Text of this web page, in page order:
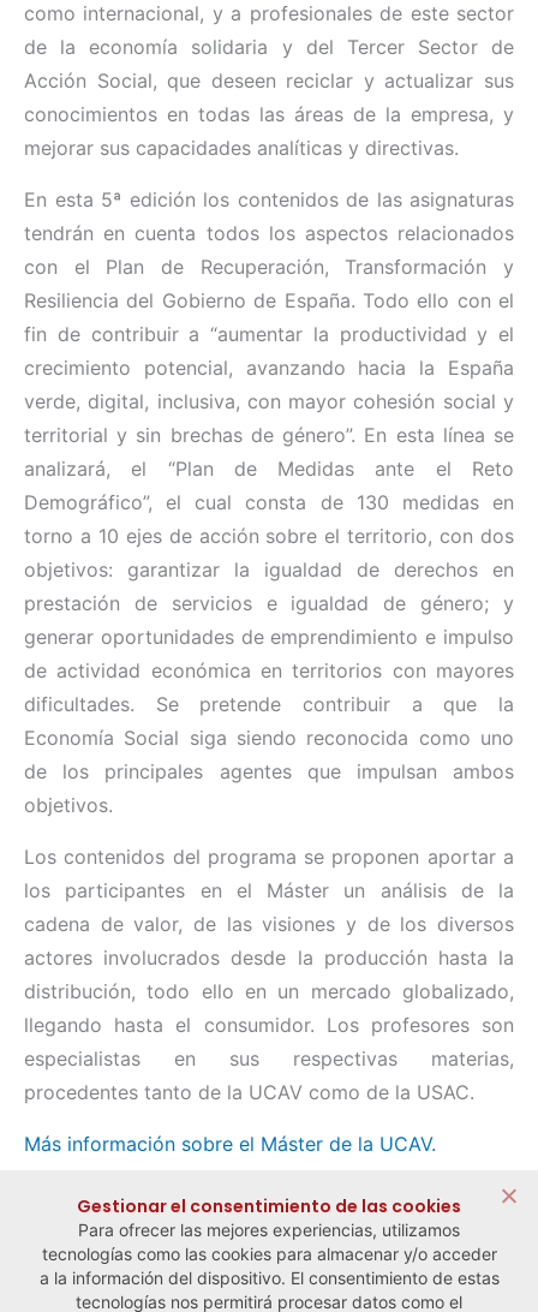
como internacional, y a profesionales de este sector
de la economía solidaria y del Tercer Sector de
Acción Social, que deseen reciclar y actualizar sus
conocimientos en todas las áreas de la empresa, y
mejorar sus capacidades analíticas y directivas.
En esta 5ª edición los contenidos de las asignaturas
tendrán en cuenta todos los aspectos relacionados
con el Plan de Recuperación, Transformación y
Resiliencia del Gobierno de España. Todo ello con el
fin de contribuir a “aumentar la productividad y el
crecimiento potencial, avanzando hacia la España
verde, digital, inclusiva, con mayor cohesión social y
territorial y sin brechas de género”. En esta línea se
analizará, el “Plan de Medidas ante el Reto
Demográfico”, el cual consta de 130 medidas en
torno a 10 ejes de acción sobre el territorio, con dos
objetivos: garantizar la igualdad de derechos en
prestación de servicios e igualdad de género; y
generar oportunidades de emprendimiento e impulso
de actividad económica en territorios con mayores
dificultades. Se pretende contribuir a que la
Economía Social siga siendo reconocida como uno
de los principales agentes que impulsan ambos
objetivos.
Los contenidos del programa se proponen aportar a
los participantes en el Máster un análisis de la
cadena de valor, de las visiones y de los diversos
actores involucrados desde la producción hasta la
distribución, todo ello en un mercado globalizado,
llegando hasta el consumidor. Los profesores son
especialistas en sus respectivas materias,
procedentes tanto de la UCAV como de la USAC.
Más información sobre el Máster de la UCAV.
Gestionar el consentimiento de las cookies
Para ofrecer las mejores experiencias, utilizamos
tecnologías como las cookies para almacenar y/o acceder
a la información del dispositivo. El consentimiento de estas
tecnologías nos permitirá procesar datos como el